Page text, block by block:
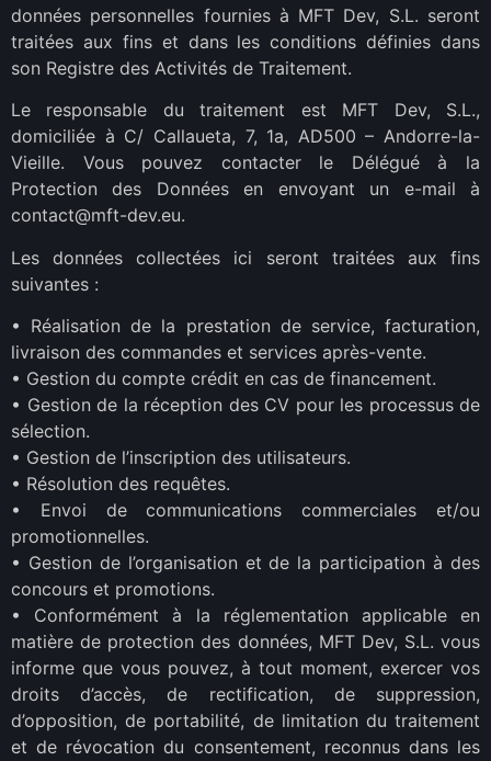
données personnelles fournies à MFT Dev, S.L. seront
traitées aux fins et dans les conditions définies dans
son Registre des Activités de Traitement.
Le responsable du traitement est MFT Dev, S.L.,
domiciliée à C/ Callaueta, 7, 1a, AD500 – Andorre-la-
Vieille. Vous pouvez contacter le Délégué à la
Protection des Données en envoyant un e-mail à
contact@mft-dev.eu.
Les données collectées ici seront traitées aux fins
suivantes :
• Réalisation de la prestation de service, facturation,
livraison des commandes et services après-vente.
• Gestion du compte crédit en cas de financement.
• Gestion de la réception des CV pour les processus de
sélection.
• Gestion de l’inscription des utilisateurs.
• Résolution des requêtes.
• Envoi de communications commerciales et/ou
promotionnelles.
• Gestion de l’organisation et de la participation à des
concours et promotions.
• Conformément à la réglementation applicable en
matière de protection des données, MFT Dev, S.L. vous
informe que vous pouvez, à tout moment, exercer vos
droits d’accès, de rectification, de suppression,
d’opposition, de portabilité, de limitation du traitement
et de révocation du consentement, reconnus dans les